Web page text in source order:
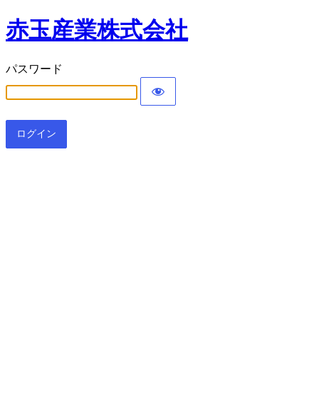
赤玉産業株式会社
パスワード